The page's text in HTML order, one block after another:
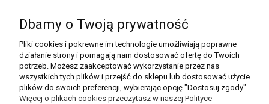
Moje konto
Płatności i dostawa
Dbamy o Twoją prywatność
Pliki cookies i pokrewne im technologie umożliwiają poprawne
działanie strony i pomagają nam dostosować ofertę do Twoich
potrzeb. Możesz zaakceptować wykorzystanie przez nas
wszystkich tych plików i przejść do sklepu lub dostosować użycie
plików do swoich preferencji, wybierając opcję "Dostosuj zgody".
Więcej o plikach cookies przeczytasz w naszej Polityce